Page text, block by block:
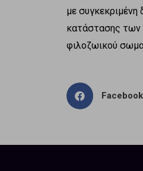
με συγκεκριμένη
κατάστασης των
φιλοζωικού
Facebook